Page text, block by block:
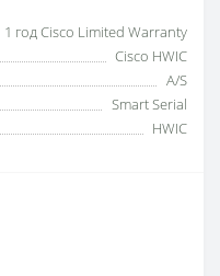
1 год Cisco Limited Warranty
Cisco HWIC
A/S
Smart Serial
HWIC